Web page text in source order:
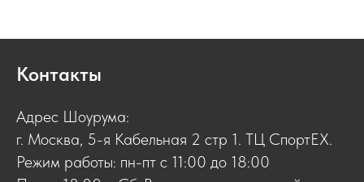
Контакты
Адрес Шоурума:
г. Москва, 5-я Кабельная 2 стр 1. ТЦ СпортЕХ.
Режим работы: пн-пт с 11:00 до 18:00